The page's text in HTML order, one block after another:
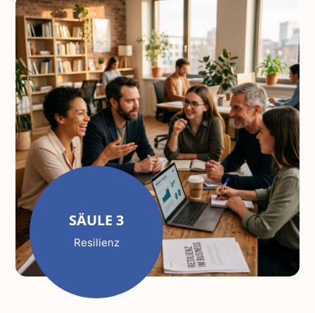
SÄULE 3
Resilienz